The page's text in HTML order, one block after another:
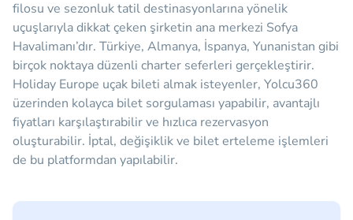
filosu ve sezonluk tatil destinasyonlarına yönelik
uçuşlarıyla dikkat çeken şirketin ana merkezi Sofya
Havalimanı’dır. Türkiye, Almanya, İspanya, Yunanistan gibi
birçok noktaya düzenli charter seferleri gerçekleştirir.
Holiday Europe uçak bileti almak isteyenler, Yolcu360
üzerinden kolayca bilet sorgulaması yapabilir, avantajlı
fiyatları karşılaştırabilir ve hızlıca rezervasyon
oluşturabilir. İptal, değişiklik ve bilet erteleme işlemleri
de bu platformdan yapılabilir.